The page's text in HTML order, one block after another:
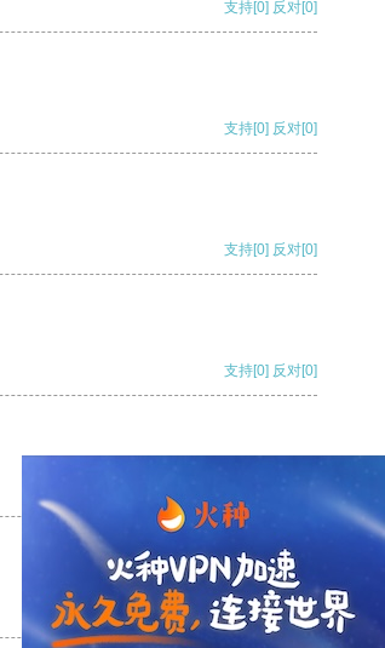
支持[0] 反对[0]
支持[0] 反对[0]
支持[0] 反对[0]
支持[0] 反对[0]
支持 [0] 反对[0]